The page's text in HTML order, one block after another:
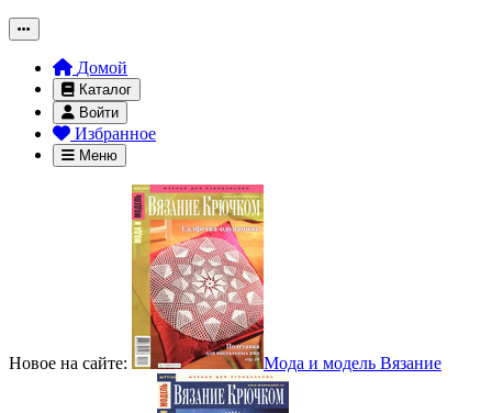
Домой
Каталог
Войти
Избранное
Меню
Новое на сайте: Мода и модель Вязание